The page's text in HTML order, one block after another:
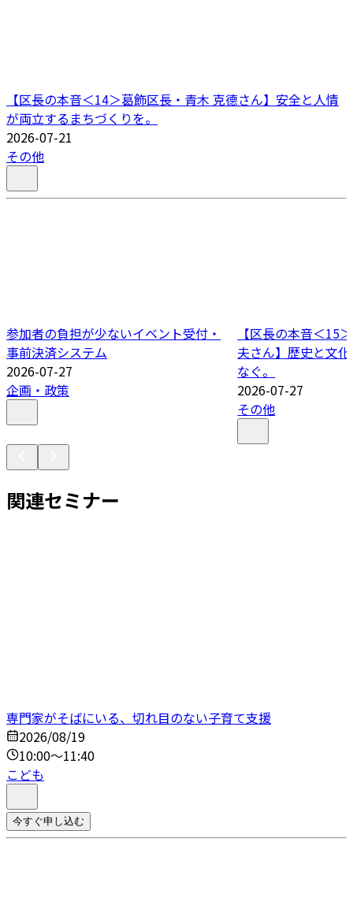
【区長の本音＜14＞葛飾区長・青木 克德さん】安全と人情
が両立するまちづくりを。
2026-07-21
その他
参加者の負担が少ないイベント受付・
事前決済システム
2026-07-27
企画・政策
【区長の本音＜15
夫さん】歴史と文
なぐ。
2026-07-27
その他
関連セミナー
専門家がそばにいる、切れ目のない子育て支援
2026/08/19
10:00～11:40
こども
今すぐ申し込む